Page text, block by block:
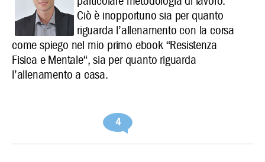
Ciò è inopportuno sia per quanto
riguarda l’allenamento con la corsa
come spiego nel mio primo ebook“Resistenza
Fisica e Mentale“, sia per quanto riguarda
l’allenamento a casa.
4